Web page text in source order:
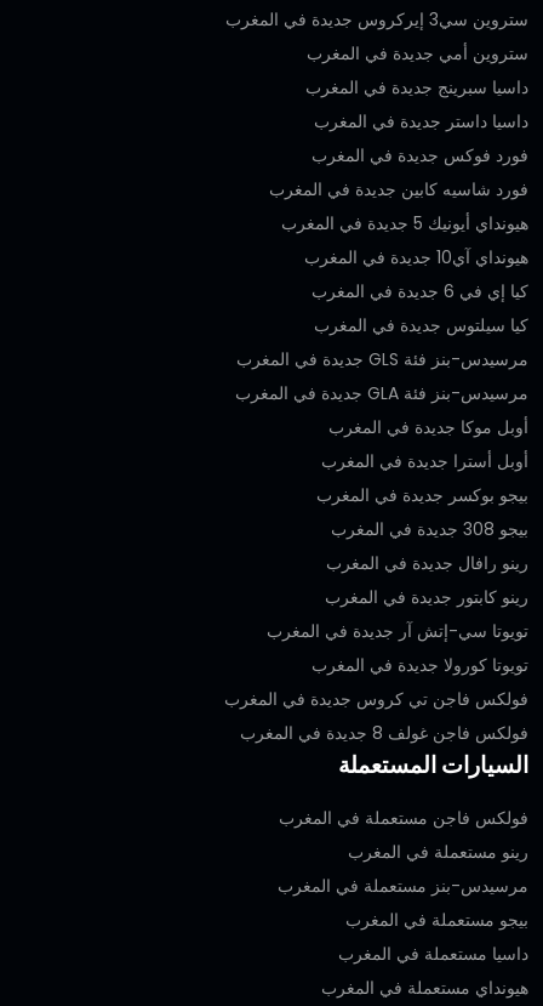
ستروين سي3 إيركروس جديدة في المغرب
ستروين أمي جديدة في المغرب
داسيا سبرينج جديدة في المغرب
داسيا داستر جديدة في المغرب
فورد فوكس جديدة في المغرب
فورد شاسيه كابين جديدة في المغرب
هيونداي أيونيك 5 جديدة في المغرب
هيونداي آي10 جديدة في المغرب
كيا إي في 6 جديدة في المغرب
كيا سيلتوس جديدة في المغرب
مرسيدس-بنز فئة GLS جديدة في المغرب
مرسيدس-بنز فئة GLA جديدة في المغرب
أوبل موكا جديدة في المغرب
أوبل أسترا جديدة في المغرب
بيجو بوكسر جديدة في المغرب
بيجو 308 جديدة في المغرب
رينو رافال جديدة في المغرب
رينو كابتور جديدة في المغرب
تويوتا سي-إتش آر جديدة في المغرب
تويوتا كورولا جديدة في المغرب
فولكس فاجن تي كروس جديدة في المغرب
فولكس فاجن غولف 8 جديدة في المغرب
السيارات المستعملة
فولكس فاجن مستعملة في المغرب
رينو مستعملة في المغرب
مرسيدس-بنز مستعملة في المغرب
بيجو مستعملة في المغرب
داسيا مستعملة في المغرب
هيونداي مستعملة في المغرب